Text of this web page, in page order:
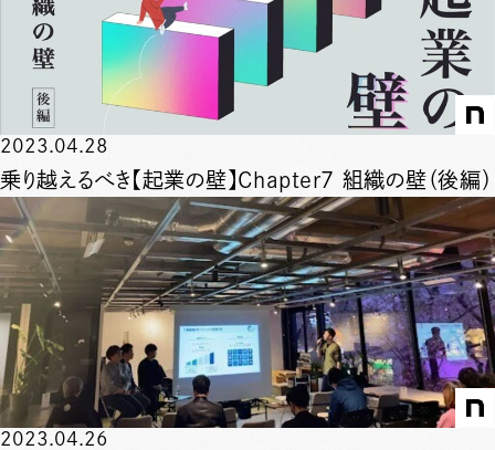
2023.04.28
乗り越えるべき【起業の壁】Chapter7 組織の壁（後編）
2023.04.26